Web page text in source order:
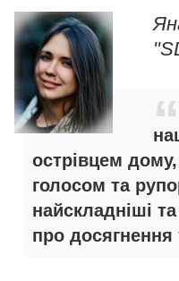
острівцем
голосом та
найскладніші
про досягнення